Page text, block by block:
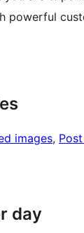
powerful
images,
day